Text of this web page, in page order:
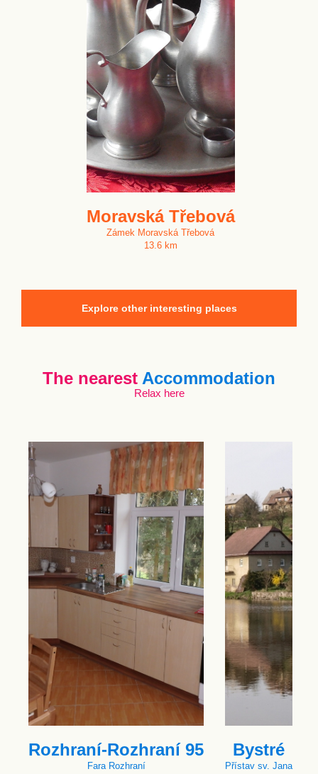
Moravská Třebová
Zámek Moravská Třebová
13.6 km
Explore other interesting places
The nearest Accommodation
Relax here
Rozhraní-Rozhraní 95
Fara Rozhraní
Bystré
Přístav sv. Jana